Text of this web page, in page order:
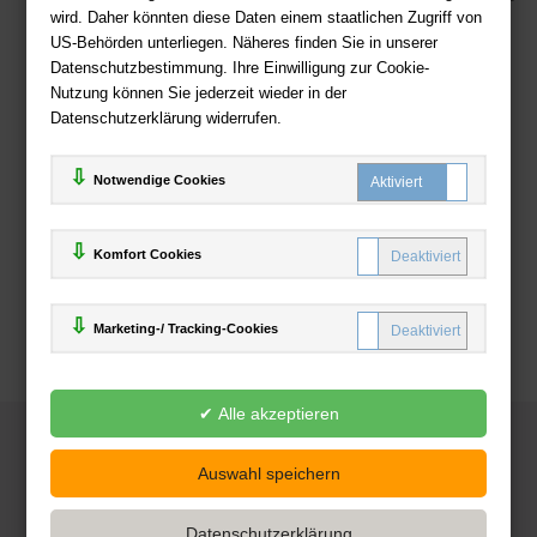
wird. Daher könnten diese Daten einem staatlichen Zugriff von
US-Behörden unterliegen. Näheres finden Sie in unserer
Datenschutzbestimmung. Ihre Einwilligung zur Cookie-
Nutzung können Sie jederzeit wieder in der
Datenschutzerklärung widerrufen.
Notwendige Cookies
Komfort Cookies
Marketing-/ Tracking-Cookies
Zahlweisen
Deutsche-Buchhandlung.de
www.deutsche-buchhandlung.de ist ein Angebot der
Handelsgesellschaft mbH
Powered by Inooga